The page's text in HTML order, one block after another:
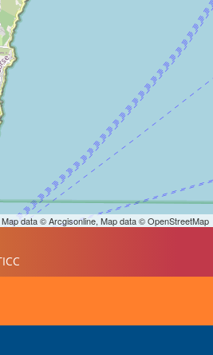
Map data © Arcgisonline, Map data © OpenStreetMap